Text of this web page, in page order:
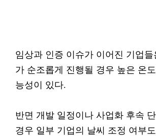
임상과 인증 이슈가 이어진 기업
가 순조롭게 진행될 경우 높은 온
능성이 있다.
반면 개발 일정이나 사업화 후속
경우 일부 기업의 날씨 조정 여부